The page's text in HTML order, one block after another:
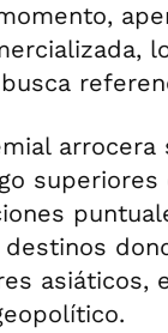
arrocera
superiores
asiáticos,